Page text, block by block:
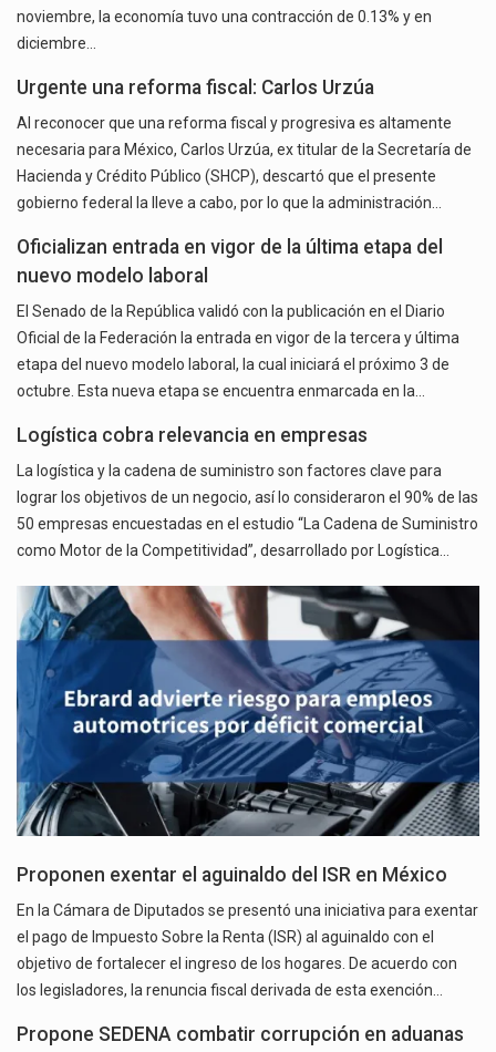
noviembre, la economía tuvo una contracción de 0.13% y en
diciembre…
Urgente una reforma fiscal: Carlos Urzúa
Al reconocer que una reforma fiscal y progresiva es altamente
necesaria para México, Carlos Urzúa, ex titular de la Secretaría de
Hacienda y Crédito Público (SHCP), descartó que el presente
gobierno federal la lleve a cabo, por lo que la administración…
Oficializan entrada en vigor de la última etapa del
nuevo modelo laboral
El Senado de la República validó con la publicación en el Diario
Oficial de la Federación la entrada en vigor de la tercera y última
etapa del nuevo modelo laboral, la cual iniciará el próximo 3 de
octubre. Esta nueva etapa se encuentra enmarcada en la…
Logística cobra relevancia en empresas
La logística y la cadena de suministro son factores clave para
lograr los objetivos de un negocio, así lo consideraron el 90% de las
50 empresas encuestadas en el estudio “La Cadena de Suministro
como Motor de la Competitividad”, desarrollado por Logística…
Proponen exentar el aguinaldo del ISR en México
En la Cámara de Diputados se presentó una iniciativa para exentar
el pago de Impuesto Sobre la Renta (ISR) al aguinaldo con el
objetivo de fortalecer el ingreso de los hogares. De acuerdo con
los legisladores, la renuncia fiscal derivada de esta exención…
Propone SEDENA combatir corrupción en aduanas